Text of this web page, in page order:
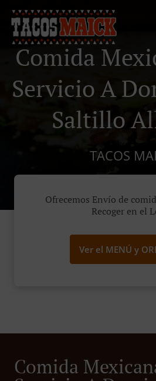
Comida
Servicio A
Saltillo
TACOS
Ofrecemos Envío de
Recoger en el
Ver el MENÚ y
Comida